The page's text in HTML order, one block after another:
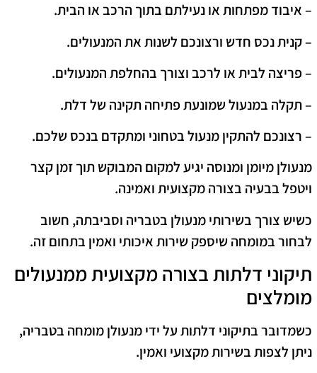
– איבוד מפתחות או נעילתם בתוך הרכב או הבית.
– קנית נכס חדש ורצונכם לשנות את המנעולים.
– פריצה לבית או לרכב וצורך בהחלפת המנעולים.
– תקלה במנעול שמונעת פתיחה תקינה של דלת.
– רצונכם להתקין מנעול בטחוני ומתקדם בנכס שלכם.
מנעולן מיומן ומנוסה יגיע למקום המבוקש תוך זמן קצר
ויטפל בבעיה בצורה מקצועית ואמינה.
כשיש צורך בשירותי מנעולן בטבריה וסביבתה, חשוב
לבחור במומחה שיספק שירות איכותי ואמין בתחום זה.
תיקוני דלתות בצורה מקצועית ממנעולים
מומלצים
כשמדובר בתיקוני דלתות על ידי מנעולן מומחה בטבריה,
ניתן לצפות בשירות מקצועי ואמין.